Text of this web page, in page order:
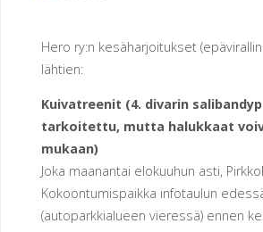
R
O
EN
U
R
Hero ry:n kesäharjoitukset
lähtien:
Kuivatreenit (4. divarin
tarkoitettu, mutta halukkaat
mukaan)
Joka maanantai elokuuhun asti,
Kokoontumispaikka infotaulun
(autoparkkialueen vieressä) ennen